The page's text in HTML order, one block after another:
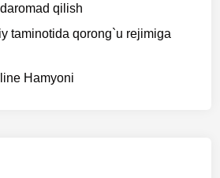
qilish
taminotida qorong`u rejimiga
Hamyoni